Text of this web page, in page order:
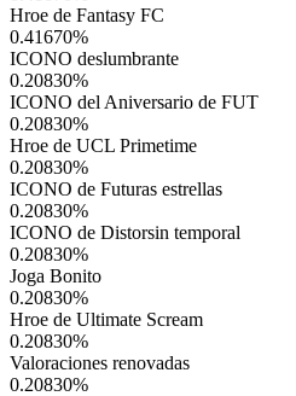
Hroe de Fantasy FC
0.41670%
ICONO deslumbrante
0.20830%
ICONO del Aniversario de FUT
0.20830%
Hroe de UCL Primetime
0.20830%
ICONO de Futuras estrellas
0.20830%
ICONO de Distorsin temporal
0.20830%
Joga Bonito
0.20830%
Hroe de Ultimate Scream
0.20830%
Valoraciones renovadas
0.20830%